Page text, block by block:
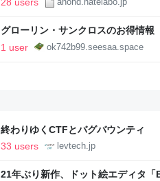
グローリン・サンクロスのお得情
1 user
ok742b99.seesaa.space
終わりゆくCTFとバグバウンティ
ること【フォーカス】 - レバテック
33 users levtech.jp
21年ぶり新作、ドット絵エディタ